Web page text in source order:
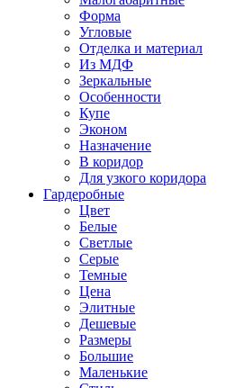
Форма
Угловые
Отделка и материал
Из МДФ
Зеркальные
Особенности
Купе
Эконом
Назначение
В коридор
Для узкого коридора
Гардеробные
Цвет
Белые
Светлые
Серые
Темные
Цена
Элитные
Дешевые
Размеры
Большие
Маленькие